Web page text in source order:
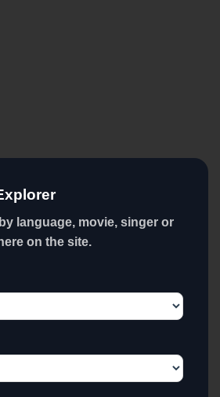
language, movie, singer or
on the site.